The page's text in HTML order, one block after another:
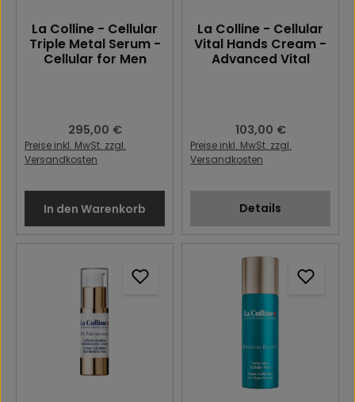
La Colline - Cellular
Triple Metal Serum -
Cellular for Men
Regulärer Preis:
295,00 €
Preise inkl. MwSt. zzgl.
Versandkosten
In den Warenkorb
La Colline - Cellular
Vital Hands Cream -
Advanced Vital
Regulärer Preis:
103,00 €
Preise inkl. MwSt. zzgl.
Versandkosten
Details